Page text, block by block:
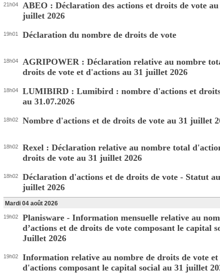
21h04
ABEO : Déclaration des actions et droits de vote au
juillet 2026
19h01 Déclaration du nombre de droits de vote
18h04
AGRIPOWER : Déclaration relative au nombre
droits de vote et d'actions au 31 juillet 2026
18h04
LUMIBIRD : Lumibird : nombre d'actions et
au 31.07.2026
18h02 Nombre d'actions et de droits de vote au 31 juillet
18h02
Rexel : Déclaration relative au nombre total
droits de vote au 31 juillet 2026
18h02
Déclaration d'actions et de droits de vote - Statut
juillet 2026
Mardi 04 août 2026
19h02
Planisware - Information mensuelle relative au
d’actions et de droits de vote composant le capital
Juillet 2026
19h02
Information relative au nombre de droits de vote et
d'actions composant le capital social au 31 juillet